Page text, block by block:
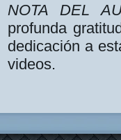
NOTA DEL
profunda
dedicación a
videos.